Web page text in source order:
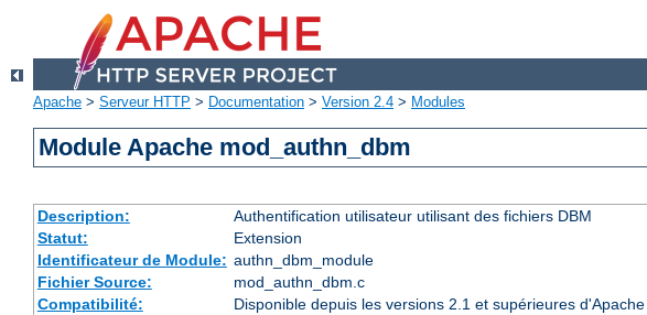
Apache > Serveur HTTP > Documentation > Version 2.4 > Modules
Module Apache mod_authn_dbm
Description:
Authentification utilisateur utilisant des fichiers DBM
Statut:
Extension
Identificateur de Module: authn_dbm_module
Fichier Source:
mod_authn_dbm.c
Compatibilité:
Disponible depuis les versions 2.1 et supérieures d'Apache